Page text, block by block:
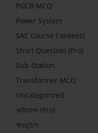
PGCB MCQ
Power System
SAE Course Contents
Short Question (Pro)
Sub-Station
Transformer MCQ
Uncategorized
অটোমেশন (Pro)
আরডুইনো